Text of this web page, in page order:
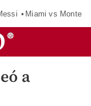
Miami vs
a